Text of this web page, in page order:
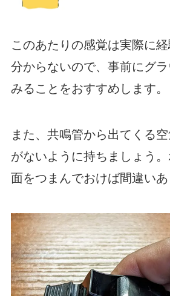
このあたりの感覚は実際に
分からないので、事前にグ
みることをおすすめします。
また、共鳴管から出てくる
がないように持ちましょう
面をつまんでおけば間違いあ